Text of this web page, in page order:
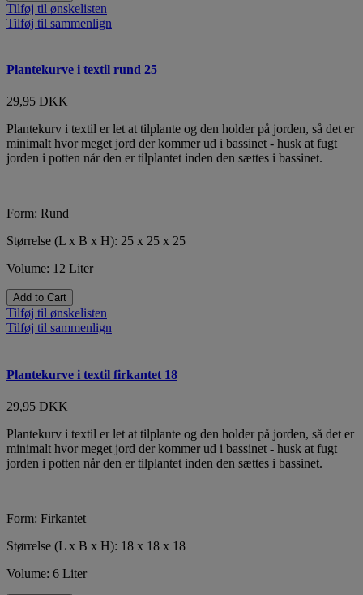
Tilføj til ønskelisten
Tilføj til sammenlign
Plantekurve i textil rund 25
29,95 DKK
Plantekurv i textil er let at tilplante og den holder på jorden, så det er
minimalt hvor meget jord der kommer ud i bassinet - husk at fugt
jorden i potten når den er tilplantet inden den sættes i bassinet.
Form: Rund
Størrelse (L x B x H): 25 x 25 x 25
Volume: 12 Liter
Add to Cart
Tilføj til ønskelisten
Tilføj til sammenlign
Plantekurve i textil firkantet 18
29,95 DKK
Plantekurv i textil er let at tilplante og den holder på jorden, så det er
minimalt hvor meget jord der kommer ud i bassinet - husk at fugt
jorden i potten når den er tilplantet inden den sættes i bassinet.
Form: Firkantet
Størrelse (L x B x H): 18 x 18 x 18
Volume: 6 Liter